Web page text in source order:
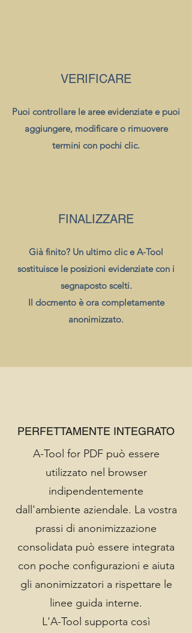
VERIFICARE
Puoi controllare le aree evidenziate e puoi
aggiungere, modificare o rimuovere
termini con pochi clic.
FINALIZZARE
Già finito? Un ultimo clic e A-Tool
sostituisce le posizioni evidenziate con i
segnaposto scelti.
Il docmento è ora completamente
anonimizzato.
PERFETTAMENTE INTEGRATO
A-Tool for PDF può essere
utilizzato nel browser
indipendentemente
dall'ambiente aziendale. La vostra
prassi di anonimizzazione
consolidata può essere integrata
con poche configurazioni e aiuta
gli anonimizzatori a rispettare le
linee guida interne.
L'A-Tool supporta così